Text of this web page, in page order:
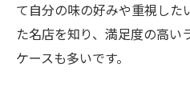
て自分の味の好みや重視し
た名店を知り、満足度の高い
ケースも多いです。